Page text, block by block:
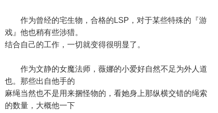
作为曾经的宅生物，合格的LSP，对于某些特殊的『游
戏』他也稍有些涉猎。
结合自己的工作，一切就变得很明显了。
作为文静的女魔法师，薇娜的小爱好自然不足为外人道
也。那些出自他手的
麻绳当然也不是用来捆怪物的，看她身上那纵横交错的绳索
的数量，大概他一下